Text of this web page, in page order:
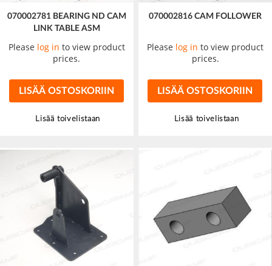
070002781 BEARING ND CAM
LINK TABLE ASM
Please log in to view product
prices.
LISÄÄ OSTOSKORIIN
Lisää toivelistaan
070002816 CAM FOLLOWER
Please log in to view product
prices.
LISÄÄ OSTOSKORIIN
Lisää toivelistaan